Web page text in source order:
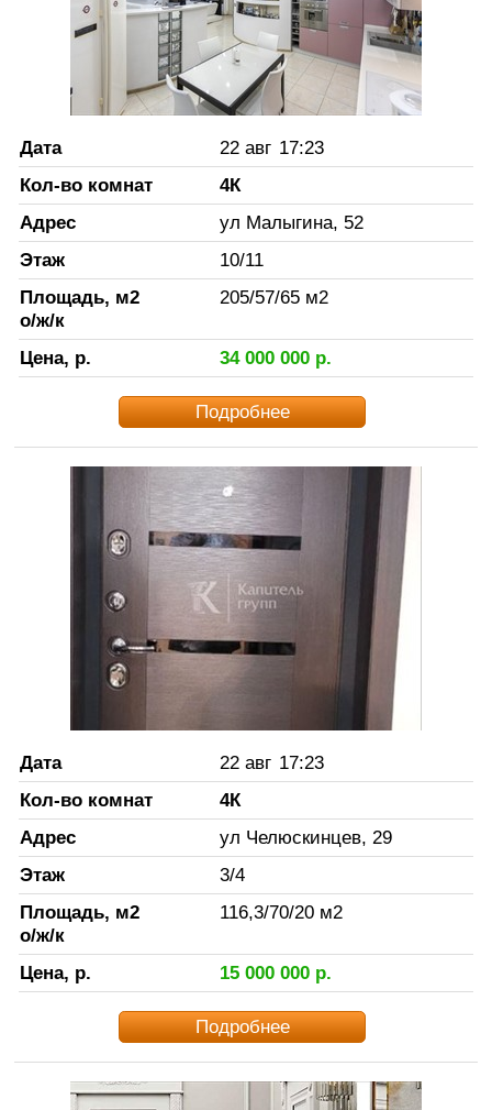
Дата 22 авг 17:23
Кол-во комнат
4К
Адрес
ул Малыгина, 52
Этаж
10/11
Площадь, м2
о/ж/к
205/57/65 м2
Цена, р. 34 000 000р.
Подробнее
Дата 22 авг 17:23
Кол-во комнат
4К
Адрес
ул Челюскинцев, 29
Этаж
3/4
Площадь, м2
о/ж/к
116,3/70/20 м2
Цена, р. 15 000 000р.
Подробнее